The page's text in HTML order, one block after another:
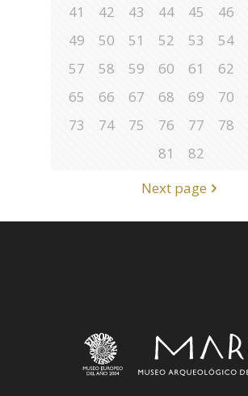
41
42 43 44 45 46
49
50 51 52 53 54
57
58 59 60 61 62
65
66 67 68 69 70
73
74 75 76 77 78
81
82
Next page